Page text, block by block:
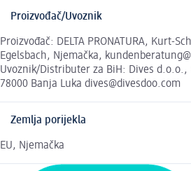
Proizvođač/Uvoznik
Proizvođač: DELTA PRONATURA, Kurt-
Egelsbach, Njemačka,
Uvoznik/Distributer za BiH: Dives d.o.o.,
78000 Banja Luka dives@divesdoo.com
Zemlja porijekla
EU, Njemačka